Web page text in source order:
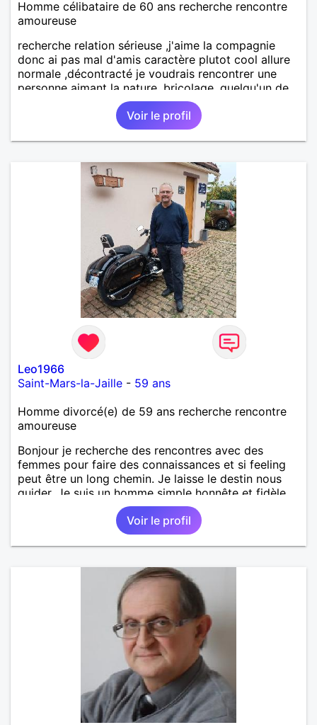
Homme célibataire de 60 ans recherche rencontre
amoureuse
recherche relation sérieuse ,j'aime la compagnie
donc ai pas mal d'amis caractère plutot cool allure
normale ,décontracté je voudrais rencontrer une
personne aimant la nature ,bricolage ,quelqu'un de
simple et naturel à vos claviers mesdames
Voir le profil
Leo1966
Saint-Mars-la-Jaille - 59 ans
Homme divorcé(e) de 59 ans recherche rencontre
amoureuse
Bonjour je recherche des rencontres avec des
femmes pour faire des connaissances et si feeling
peut être un long chemin. Je laisse le destin nous
guider. Je suis un homme simple honnête et fidèle.
Voir le profil